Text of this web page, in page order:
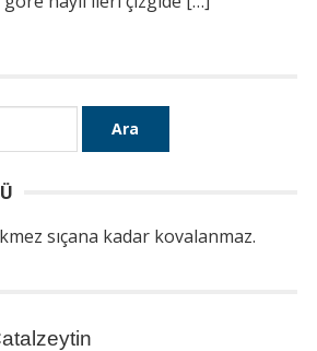
sıçana kadar kovalanmaz.